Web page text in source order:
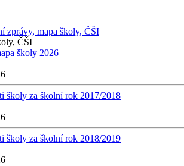
zprávy, mapa školy, ČŠI
ČŠI
školy 2026
školy za školní rok 2017/2018
školy za školní rok 2018/2019